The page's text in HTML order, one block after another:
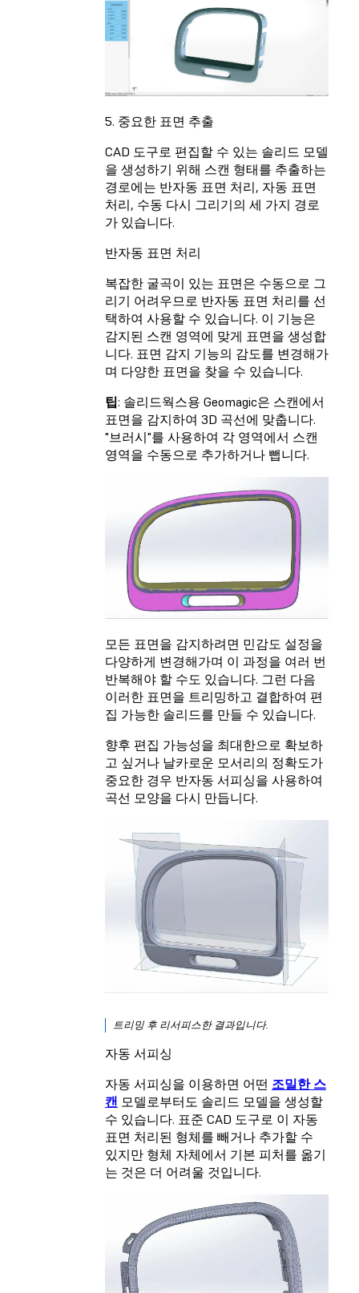
5. 중요한 표면 추출
CAD 도구로 편집할 수 있는 솔리드 모델
을 생성하기 위해 스캔 형태를 추출하는
경로에는 반자동 표면 처리, 자동 표면
처리, 수동 다시 그리기의 세 가지 경로
가 있습니다.
반자동 표면 처리
복잡한 굴곡이 있는 표면은 수동으로 그
리기 어려우므로 반자동 표면 처리를 선
택하여 사용할 수 있습니다. 이 기능은
감지된 스캔 영역에 맞게 표면을 생성합
니다. 표면 감지 기능의 감도를 변경해가
며 다양한 표면을 찾을 수 있습니다.
팁: 솔리드웍스용 Geomagic은 스캔에서
표면을 감지하여 3D 곡선에 맞춥니다.
"브러시"를 사용하여 각 영역에서 스캔
영역을 수동으로 추가하거나 뺍니다.
모든 표면을 감지하려면 민감도 설정을
다양하게 변경해가며 이 과정을 여러 번
반복해야 할 수도 있습니다. 그런 다음
이러한 표면을 트리밍하고 결합하여 편
집 가능한 솔리드를 만들 수 있습니다.
향후 편집 가능성을 최대한으로 확보하
고 싶거나 날카로운 모서리의 정확도가
중요한 경우 반자동 서피싱을 사용하여
곡선 모양을 다시 만듭니다.
트리밍 후 리서피스한 결과입니다.
자동 서피싱
자동 서피싱을 이용하면 어떤 조밀한 스
캔 모델로부터도 솔리드 모델을 생성할
수 있습니다. 표준 CAD 도구로 이 자동
표면 처리된 형체를 빼거나 추가할 수
있지만 형체 자체에서 기본 피처를 옮기
는 것은 더 어려울 것입니다.